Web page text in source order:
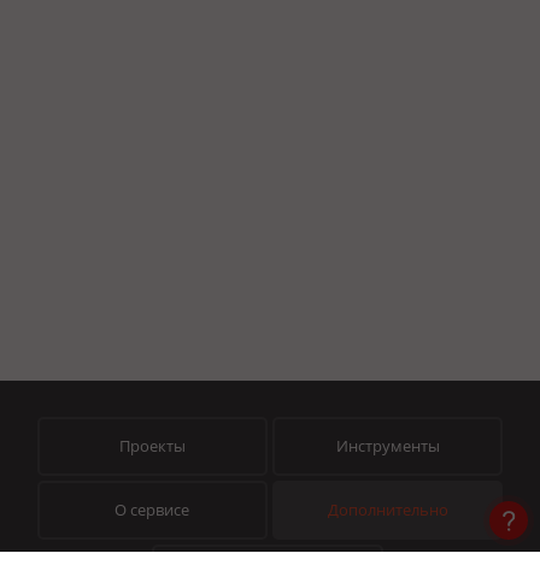
Проекты Инструменты
О сервисе Дополнительно